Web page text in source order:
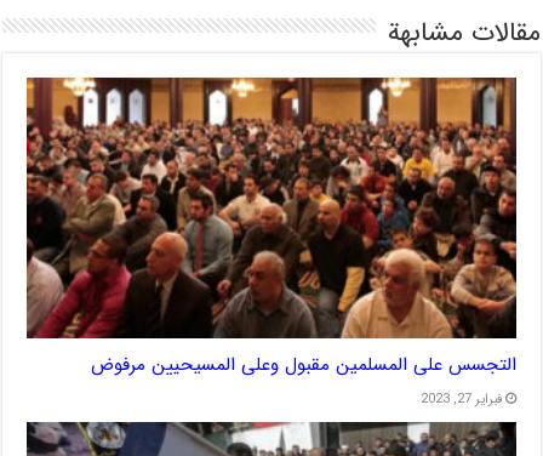
مقالات مشابهة
التجسس على المسلمين مقبول وعلى المسيحيين مرفوض
فبراير 27, 2023